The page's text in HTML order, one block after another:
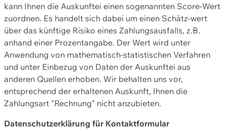
kann Ihnen die Auskunftei einen sogenannten Score-Wert
zuordnen. Es handelt sich dabei um einen Schätz-wert
über das künftige Risiko eines Zahlungsausfalls, z.B.
anhand einer Prozentangabe. Der Wert wird unter
Anwendung von mathematisch-statistischen Verfahren
und unter Einbezug von Daten der Auskunftei aus
anderen Quellen erhoben. Wir behalten uns vor,
entsprechend der erhaltenen Auskunft, Ihnen die
Zahlungsart "Rechnung" nicht anzubieten.
Datenschutzerklärung für Kontaktformular